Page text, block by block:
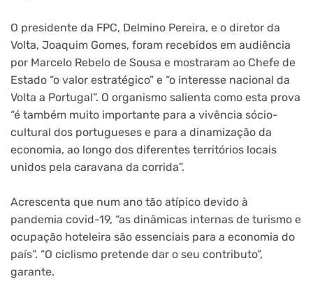
O presidente da FPC, Delmino Pereira, e o diretor da
Volta, Joaquim Gomes, foram recebidos em audiência
por Marcelo Rebelo de Sousa e mostraram ao Chefe de
Estado “o valor estratégico” e “o interesse nacional da
Volta a Portugal”. O organismo salienta como esta prova
“é também muito importante para a vivência sócio-
cultural dos portugueses e para a dinamização da
economia, ao longo dos diferentes territórios locais
unidos pela caravana da corrida”.
Acrescenta que num ano tão atípico devido à
pandemia covid-19, “as dinâmicas internas de turismo e
ocupação hoteleira são essenciais para a economia do
país”. “O ciclismo pretende dar o seu contributo”,
garante.